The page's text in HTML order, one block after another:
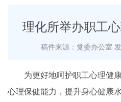
理化所举办职工
稿件来源：党委办公室
为更好地呵护职工心理健
心理保健能力，提升身心健康